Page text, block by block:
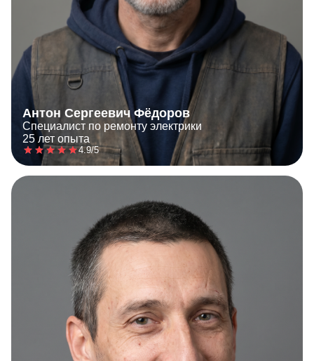
Антон Сергеевич Фёдоров
Специалист по ремонту электрики
25 лет опыта
4.9/5